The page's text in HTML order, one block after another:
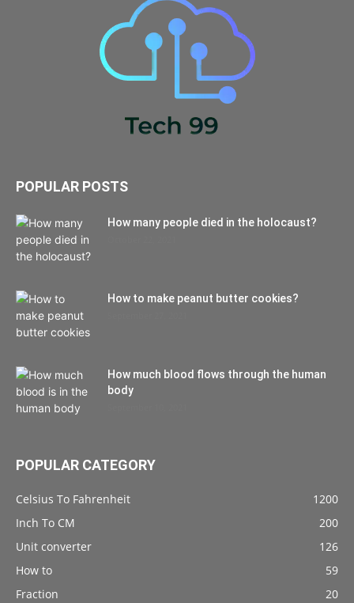
POPULAR POSTS
How many people died in the holocaust?
How to make peanut butter cookies?
How much blood flows through the human
body
POPULAR CATEGORY
Celsius To Fahrenheit
1200
Inch To CM
200
Unit converter
126
How to
59
Fraction
20